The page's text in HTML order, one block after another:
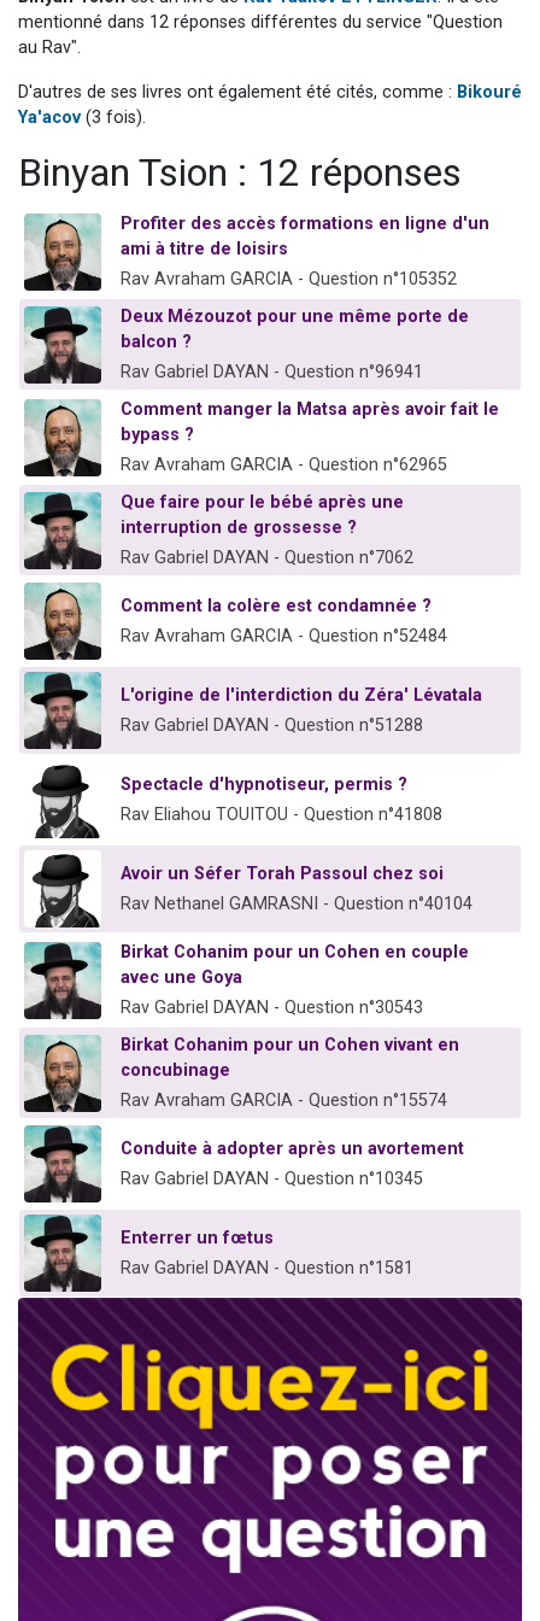
17 personnes viennent de demander une bénédiction
Il reste 49 places pour étudier en groupe sur Zoom
Eli vient de donner son Maasser
mentionné dans 12 réponses différentes du service "Question
au Rav".
D'autres de ses livres ont également été cités, comme : Bikouré
Ya'acov (3 fois).
Binyan Tsion : 12 réponses
Profiter des accès formations en ligne d'un
ami à titre de loisirs
Rav Avraham GARCIA - Question n°105352
Deux Mézouzot pour une même porte de
balcon ?
Rav Gabriel DAYAN - Question n°96941
Comment manger la Matsa après avoir fait le
bypass ?
Rav Avraham GARCIA - Question n°62965
Que faire pour le bébé après une
interruption de grossesse ?
Rav Gabriel DAYAN - Question n°7062
Comment la colère est condamnée ?
Rav Avraham GARCIA - Question n°52484
L'origine de l'interdiction du Zéra' Lévatala
Rav Gabriel DAYAN - Question n°51288
Spectacle d'hypnotiseur, permis ?
Rav Eliahou TOUITOU - Question n°41808
Avoir un Séfer Torah Passoul chez soi
Rav Nethanel GAMRASNI - Question n°40104
Birkat Cohanim pour un Cohen en couple
avec une Goya
Rav Gabriel DAYAN - Question n°30543
Birkat Cohanim pour un Cohen vivant en
concubinage
Rav Avraham GARCIA - Question n°15574
Conduite à adopter après un avortement
Rav Gabriel DAYAN - Question n°10345
Enterrer un fœtus
Rav Gabriel DAYAN - Question n°1581